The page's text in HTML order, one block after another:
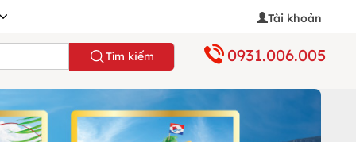
Tài khoản
Tìm kiếm 0931.006.005